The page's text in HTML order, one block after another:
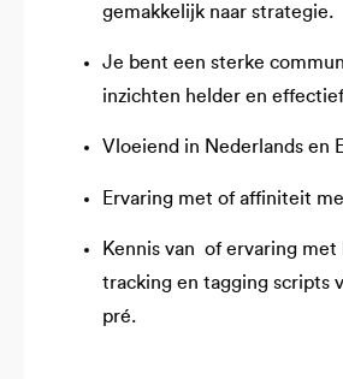
gemakkelijk naar strategie.
Je bent een sterke
inzichten helder en
Vloeiend in Nederlands en
Ervaring met of affiniteit
Kennis van of ervaring
tracking en tagging scripts
pré.